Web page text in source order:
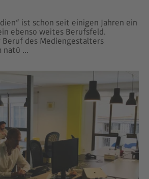
ist schon seit einigen Jahren ein
ebenso weites Berufsfeld.
des Mediengestalters
natü ...